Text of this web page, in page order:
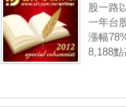
股一路
一年台
漲幅
8,188